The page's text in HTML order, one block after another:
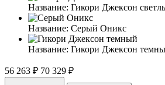
Название: Гикори Джексон
Название: Серый Оникс
Название: Гикори Джексон
56 263 ₽ 70 329 ₽